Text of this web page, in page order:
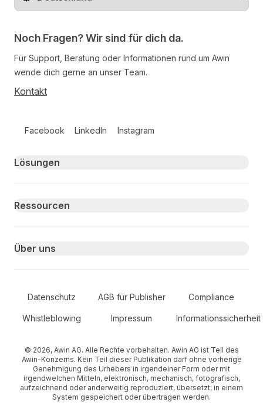
Noch Fragen? Wir sind für dich da.
Für Support, Beratung oder Informationen rund um Awin
wende dich gerne an unser Team.
Kontakt
Facebook LinkedIn Instagram
Primary footer navigation
Lösungen
Ressourcen
Über uns
Secondary Footer Navigation
Datenschutz AGB für Publisher Compliance
Whistleblowing Impressum Informationssicherheit
© 2026, Awin AG. Alle Rechte vorbehalten. Awin AG ist Teil des
Awin-Konzerns. Kein Teil dieser Publikation darf ohne vorherige
Genehmigung des Urhebers in irgendeiner Form oder mit
irgendwelchen Mitteln, elektronisch, mechanisch, fotografisch,
aufzeichnend oder anderweitig reproduziert, übersetzt, in einem
System gespeichert oder übertragen werden.